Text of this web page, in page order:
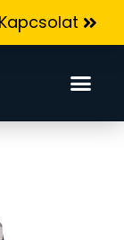
Kapcsolat